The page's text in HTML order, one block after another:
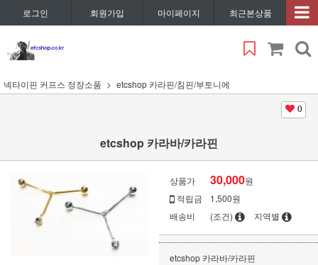
로그인 회원가입 마이페이지 최근본상품
넥타이핀 커프스 정장소품 etcshop 카라핀/침핀/부토니에
0
etcshop 카라바/카라핀
상품가 30,000원
적립금
1,500원
배송비
(조건) 지역별
etcshop 카라바/카라핀